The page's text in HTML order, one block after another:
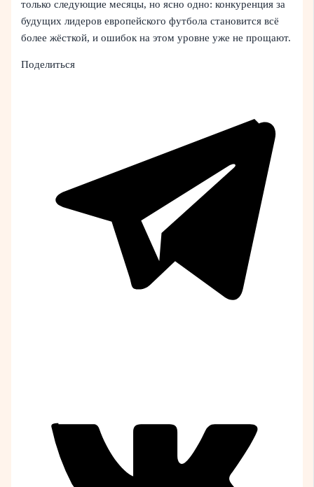
только следующие месяцы, но ясно одно: конкуренция за
будущих лидеров европейского футбола становится всё
более жёсткой, и ошибок на этом уровне уже не прощают.
Поделиться